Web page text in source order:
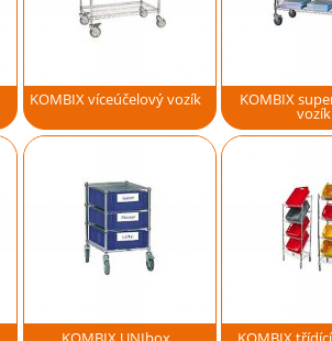
KOMBIX víceúčelový vozík KOMBIX
vozík